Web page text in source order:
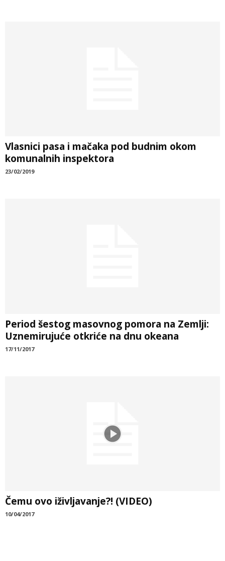
Vlasnici pasa i mačaka pod budnim okom
komunalnih inspektora
23/02/2019
Period šestog masovnog pomora na Zemlji:
Uznemirujuće otkriće na dnu okeana
17/11/2017
Čemu ovo iživljavanje?! (VIDEO)
10/04/2017